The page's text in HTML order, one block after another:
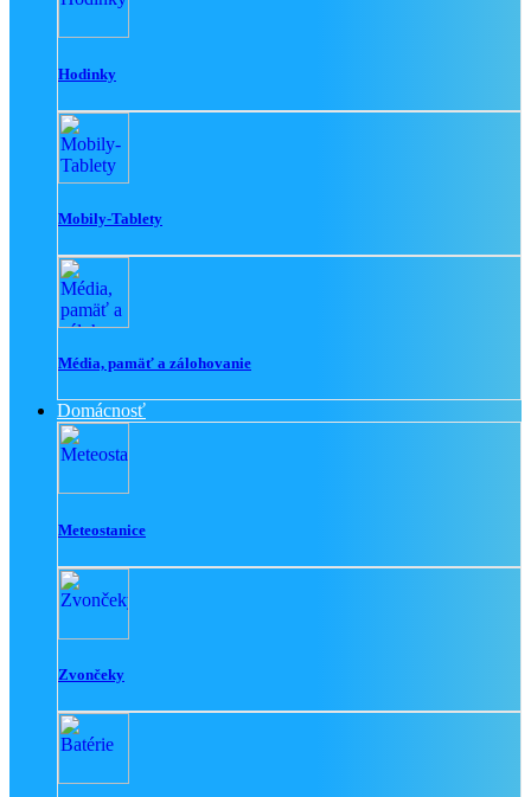
Hodinky
Mobily-Tablety
Média, pamäť a zálohovanie
Domácnosť
Meteostanice
Zvončeky